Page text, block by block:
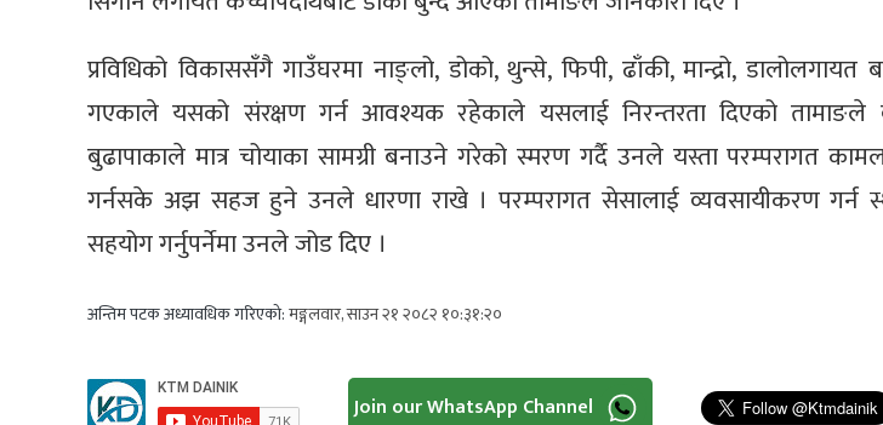
प्रविधिको विकाससँगै गाउँघरमा नाङ्लो, डोको, थुन्से, फिपी, ढाँकी, मान्द्रो, डालोलगायत
गएकाले यसको संरक्षण गर्न आवश्यक रहेकाले यसलाई निरन्तरता दिएको तामाङले
बुढापाकाले मात्र चोयाका सामग्री बनाउने गरेको स्मरण गर्दै उनले यस्ता परम्परागत
गर्नसके अझ सहज हुने उनले धारणा राखे । परम्परागत सेसालाई व्यवसायीकरण गर्न
सहयोग गर्नुपर्नेमा उनले जोड दिए ।
अन्तिम पटक अध्यावधिक गरिएको:मङ्गलवार, साउन २१ २०८२ १०:३१:२०
Join our WhatsApp Channel